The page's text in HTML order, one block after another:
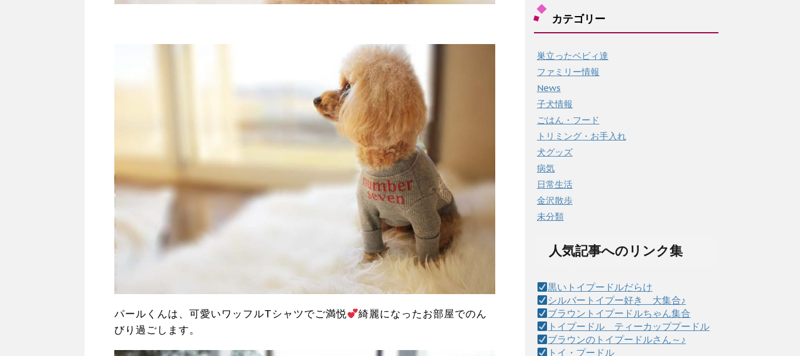
パールくんは、可愛いワッフルTシャツでご満悦
綺麗になったお部屋でのん
びり過ごします。
イ
ブ
カテゴリー
巣立ったベビィ達
ファミリー情報
News
子犬情報
ごはん・フード
トリミング・お手入れ
犬グッズ
病気
日常生活
金沢散歩
未分類
人気記事へのリンク集
黒いトイプードルだらけ
シルバートイプー好き 大集合♪
ブラウントイプードルちゃん集合
トイプードル ティーカッププードル
ブラウンのトイプードルさん～♪
トイ・プードル